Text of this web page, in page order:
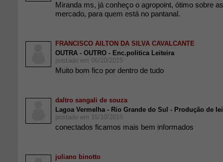
Miranda ms, já conheço o agropoint, ótimo sobre
mercado, para quem está no pantanal.
FRANCISCO AILTON DA SILVA CAVALCANTE
OUTRA - OUTRO - Enc.politica Leiteira
postado em 06/10/2015
Muito bom fico por dentro de tudo
daltro sangali de souza
Lagoa Vermelha - Rio Grande do Sul - Produção de
postado em 15/10/2015
conectados ficamos mais bem informados
juliano binotto